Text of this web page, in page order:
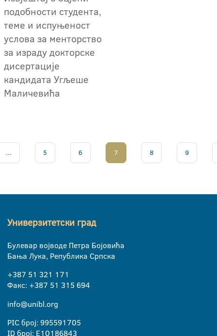
подобности студента,
теме и испуњеност
услова за менторство
за израду докторске
дисертације
кандидата Угљеше
Маличевића
... 5 6 7 8 9
Универзитетски град
Булевар војводе Петра Бојовића
Бања Лука, Република Српска
+387 51 321 171
Факс: +387 51 315 694
info@unibl.org
PIC број: 995591705
ID број: E10186843